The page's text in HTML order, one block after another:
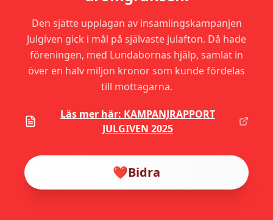
Den sjätte upplagan av insamlingskampanjen
Julgiven gick i mål på självaste julafton. Då hade
föreningen, med Lundabornas hjälp, samlat in
över en halv miljon kronor som kunde fördelas
till mottagarna.
Läs mer här: KAMPANJRAPPORT
JULGIVEN 2025
❤️Bidra